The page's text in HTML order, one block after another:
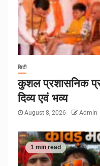
सिटी
कुशल प्रशासनिक
दिव्य एवं भव्य
August 8, 2026 Admin
1 min read